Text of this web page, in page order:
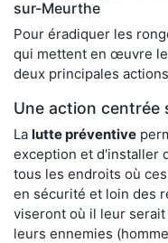
sur-Meurthe
Pour éradiquer les
qui mettent en œuvre
deux principales
Une action centrée
La lutte préventive
exception et d'installer
tous les endroits où
en sécurité et loin des
viseront où il leur serait
leurs ennemies